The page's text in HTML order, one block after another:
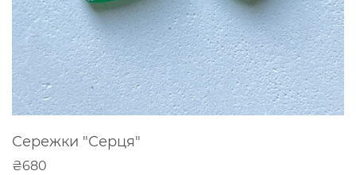
Сережки "Серця"
₴680